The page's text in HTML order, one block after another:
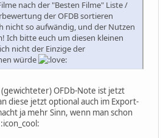
nach der "Besten Filme" Liste /
der OFDB sortieren
nicht so aufwändig, und der Nutzen
Ich bitte euch um diesen kleinen
nicht der Einzige der
würde
OFDb-Note ist jetzt
diese jetzt optional auch im Export-
ja mehr Sinn, wenn man schon